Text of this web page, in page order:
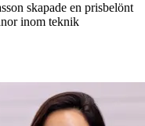
skapade en prisbelönt
inom teknik